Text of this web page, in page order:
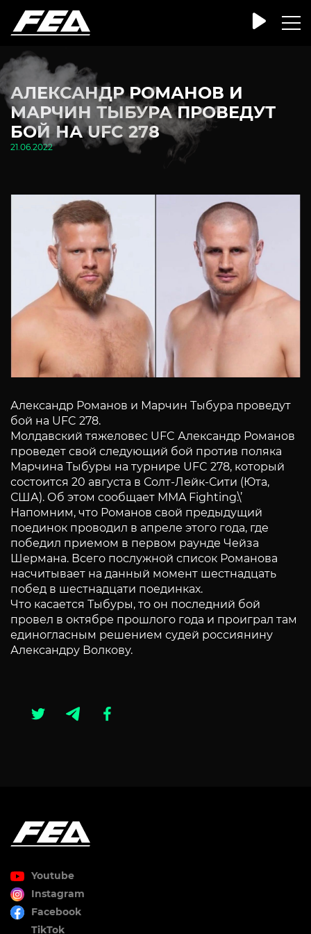
АЛЕКСАНДР РОМАНОВ И
МАРЧИН ТЫБУРА ПРОВЕДУТ
БОЙ НА UFC 278
21.06.2022
Александр Романов и Марчин Тыбура проведут
бой на UFC 278.
Молдавский тяжеловес UFC Александр Романов
проведет свой следующий бой против поляка
Марчина Тыбуры на турнире UFC 278, который
состоится 20 августа в Солт-Лейк-Сити (Юта,
США). Об этом сообщает MMA Fighting.\’
Напомним, что Романов свой предыдущий
поединок проводил в апреле этого года, где
победил приемом в первом раунде Чейза
Шермана. Всего послужной список Романова
насчитывает на данный момент шестнадцать
побед в шестнадцати поединках.
Что касается Тыбуры, то он последний бой
провел в октябре прошлого года и проиграл там
единогласным решением судей россиянину
Александру Волкову.
Youtube
Instagram
Facebook
TikTok